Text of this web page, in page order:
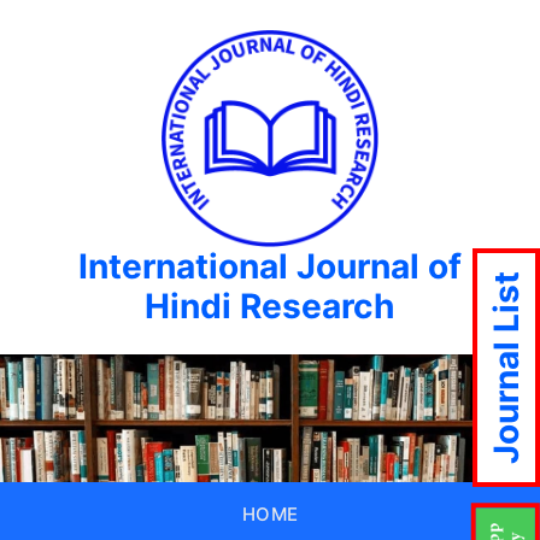
International Journal of
Hindi Research
HOME
Journal List